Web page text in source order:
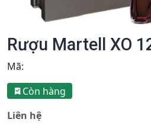
Rượu Martell XO
Mã:
Còn hàng
Liên hệ